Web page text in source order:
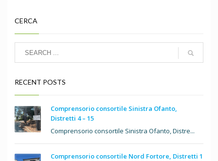
CERCA
RECENT POSTS
Comprensorio consortile Sinistra Ofanto,
Distretti 4 – 15
Comprensorio consortile Sinistra Ofanto, Distre...
Comprensorio consortile Nord Fortore, Distretti 1